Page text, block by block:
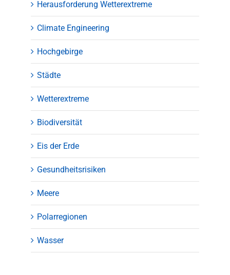
Herausforderung Wetterextreme
Climate Engineering
Hochgebirge
Städte
Wetterextreme
Biodiversität
Eis der Erde
Gesundheitsrisiken
Meere
Polarregionen
Wasser